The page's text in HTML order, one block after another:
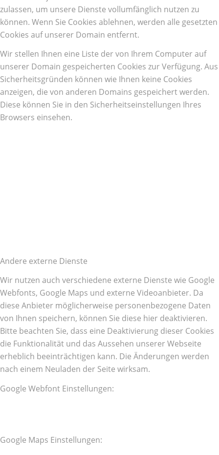
zulassen, um unsere Dienste vollumfänglich nutzen zu
können. Wenn Sie Cookies ablehnen, werden alle gesetzten
Cookies auf unserer Domain entfernt.
Wir stellen Ihnen eine Liste der von Ihrem Computer auf
unserer Domain gespeicherten Cookies zur Verfügung. Aus
Sicherheitsgründen können wie Ihnen keine Cookies
anzeigen, die von anderen Domains gespeichert werden.
Diese können Sie in den Sicherheitseinstellungen Ihres
Browsers einsehen.
Andere externe Dienste
Wir nutzen auch verschiedene externe Dienste wie Google
Webfonts, Google Maps und externe Videoanbieter. Da
diese Anbieter möglicherweise personenbezogene Daten
von Ihnen speichern, können Sie diese hier deaktivieren.
Bitte beachten Sie, dass eine Deaktivierung dieser Cookies
die Funktionalität und das Aussehen unserer Webseite
erheblich beeinträchtigen kann. Die Änderungen werden
nach einem Neuladen der Seite wirksam.
Google Webfont Einstellungen:
Google Maps Einstellungen: